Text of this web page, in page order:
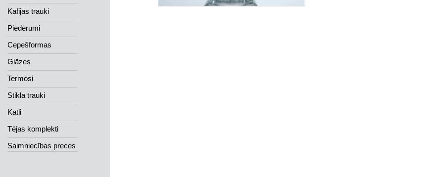
Kafijas trauki
Piederumi
Cepešformas
Glāzes
Termosi
Stikla trauki
Katli
Tējas komplekti
Saimniecības preces